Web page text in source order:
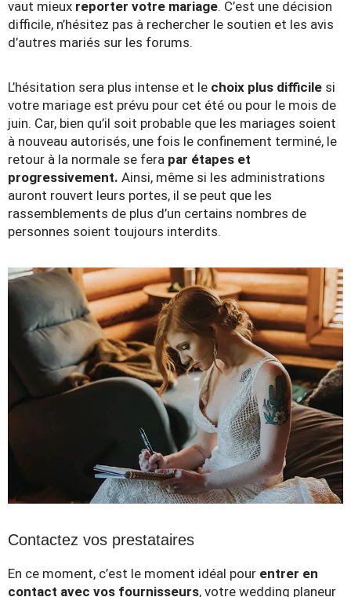
vaut mieux reporter votre mariage. C’est une décision
difficile, n’hésitez pas à rechercher le soutien et les avis
d’autres mariés sur les forums.
L’hésitation sera plus intense et le choix plus difficile si
votre mariage est prévu pour cet été ou pour le mois de
juin. Car, bien qu’il soit probable que les mariages soient
à nouveau autorisés, une fois le confinement terminé, le
retour à la normale se fera par étapes et
progressivement. Ainsi, même si les administrations
auront rouvert leurs portes, il se peut que les
rassemblements de plus d’un certains nombres de
personnes soient toujours interdits.
Contactez vos prestataires
En ce moment, c’est le moment idéal pour entrer en
contact avec vos fournisseurs, votre wedding planeur